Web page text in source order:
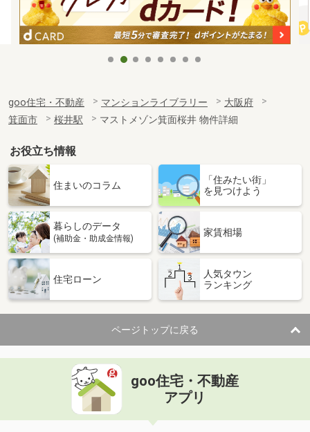
goo住宅・不動産 マンションライブラリー
大阪府
箕面市
桜井駅 マストメゾン箕面桜井 物件詳細
お役立ち情報
住まいのコラム
「住みたい街」
を見つけよう
暮らしのデータ
(補助金・助成金情報)
家賃相場
住宅ローン
人気タウン
ランキング
ページトップに戻る
goo住宅・不動産
アプリ